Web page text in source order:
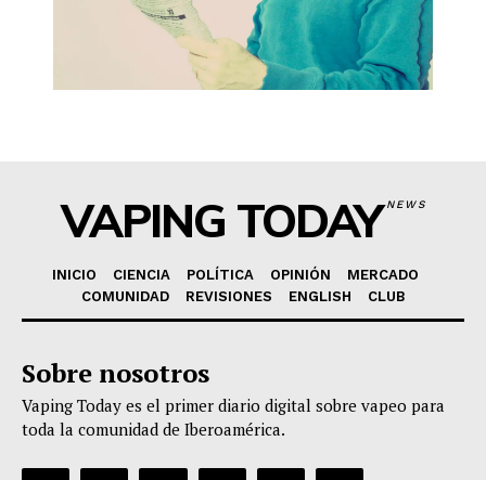
VAPING TODAYNEWS
INICIO CIENCIA POLÍTICA OPINIÓN
MERCADO
COMUNIDAD
REVISIONES ENGLISH CLUB
Sobre nosotros
Vaping Today es el primer diario digital sobre vapeo para
toda la comunidad de Iberoamérica.